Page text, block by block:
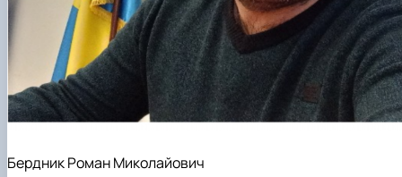
Бердник Роман Миколайович